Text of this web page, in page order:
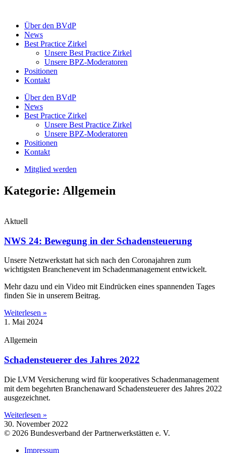
springenÜber den BVdP
News
Best Practice Zirkel
Unsere Best Practice Zirkel
Unsere BPZ-Moderatoren
Positionen
Kontakt
Über den BVdP
News
Best Practice Zirkel
Unsere Best Practice Zirkel
Unsere BPZ-Moderatoren
Positionen
Kontakt
Mitglied werden
Kategorie: Allgemein
Aktuell
NWS 24: Bewegung in der Schadensteuerung
Unsere Netzwerkstatt hat sich nach den Coronajahren zum
wichtigsten Branchenevent im Schadenmanagement entwickelt.
Mehr dazu und ein Video mit Eindrücken eines spannenden Tages
finden Sie in unserem Beitrag.
Weiterlesen »
1. Mai 2024
Allgemein
Schadensteuerer des Jahres 2022
Die LVM Versicherung wird für kooperatives Schadenmanagement
mit dem begehrten Branchenaward Schadensteuerer des Jahres 2022
ausgezeichnet.
Weiterlesen »
30. November 2022
© 2026 Bundesverband der Partnerwerkstätten e. V.
Impressum